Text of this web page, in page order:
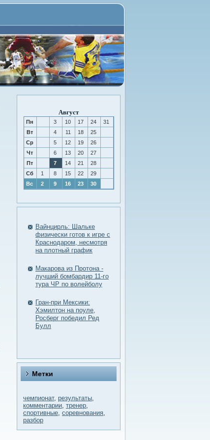
Август
Пн 3 10 17 24
31
Вт
4 11 18
25
Ср
5 12 19
26
Чт
6 13 20
27
Пт
7 14 21
28
Сб
1 8 15 22
29
Вс
2 9 16 23 30
Вайнцирль: Шальке
физически готов к игре с
Краснодаром, несмотря
на плотный график
Макарова из Протона -
лучший бомбардир 11-го
тура ЧР по волейболу
Гран-при Мексики:
Хэмилтон на поуле,
Росберг победил Ред
Булл
Метки
чемпионат, результаты,
комментарии, тренер,
спортивные, соревнования,
разбор